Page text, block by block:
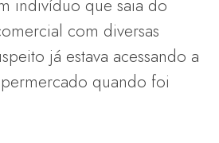
indivíduo que saia do
com diversas
já estava acessando a
quando foi